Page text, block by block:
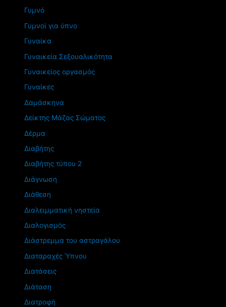
Γυμνό
Γυμνοί για ύπνο
Γυναίκα
Γυναικεία Σεξουαλικότητα
Γυναικείος οργασμός
Γυναίκες
Δαμάσκηνα
Δείκτης Μάζας Σώματος
Δέρμα
Διαβήτης
Διαβήτης τύπου 2
Διάγνωση
Διάθεση
Διαλειμματική νηστεία
Διαλογισμός
Διάστρεμμα του αστραγάλου
Διαταραχές Ύπνου
Διατάσεις
Διάταση
Διατροφή